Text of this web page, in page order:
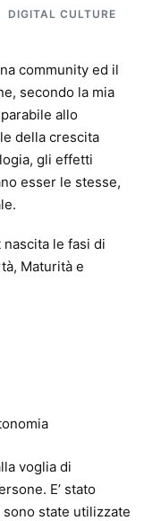
DIGITAL CULTURE
community ed il
secondo la mia
allo
della crescita
gli effetti
esser le stesse,
le fasi di
Maturità e
voglia di
E’ stato
state utilizzate